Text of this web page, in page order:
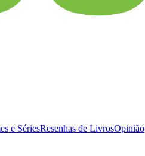
e SériesResenhas de LivrosOpinião